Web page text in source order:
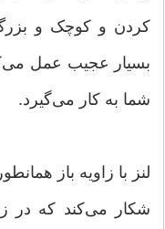
کردن و کوچک و
بسیار عجیب عمل
شما به کار می‌گیرد.
لنز با زاویه باز
شکار می‌کند که در